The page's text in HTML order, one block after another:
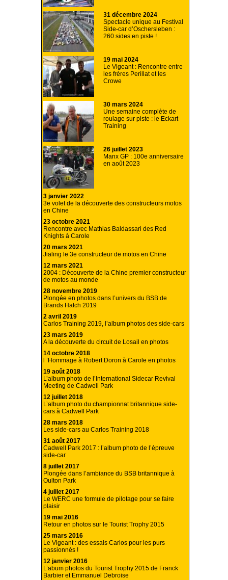
31 décembre 2024
Spectacle unique au Festival
Side-car d’Oschersleben :
260 sides en piste !
19 mai 2024
Le Vigeant : Rencontre entre
les frères Perillat et les
Crowe
30 mars 2024
Une semaine complète de
roulage sur piste : le Eckart
Training
26 juillet 2023
Manx GP : 100e anniversaire
en août 2023
3 janvier 2022
3e volet de la découverte des constructeurs motos
en Chine
23 octobre 2021
Rencontre avec Mathias Baldassari des Red
Knights à Carole
20 mars 2021
Jialing le 3e constructeur de motos en Chine
12 mars 2021
2004 : Découverte de la Chine premier constructeur
de motos au monde
28 novembre 2019
Plongée en photos dans l’univers du BSB de
Brands Hatch 2019
2 avril 2019
Carlos Training 2019, l’album photos des side-cars
23 mars 2019
A la découverte du circuit de Losail en photos
14 octobre 2018
l ’Hommage à Robert Doron à Carole en photos
19 août 2018
L’album photo de l’International Sidecar Revival
Meeting de Cadwell Park
12 juillet 2018
L’album photo du championnat britannique side-
cars à Cadwell Park
28 mars 2018
Les side-cars au Carlos Training 2018
31 août 2017
Cadwell Park 2017 : l’album photo de l’épreuve
side-car
8 juillet 2017
Plongée dans l’ambiance du BSB britannique à
Oulton Park
4 juillet 2017
Le WERC une formule de pilotage pour se faire
plaisir
19 mai 2016
Retour en photos sur le Tourist Trophy 2015
25 mars 2016
Le Vigeant : des essais Carlos pour les purs
passionnés !
12 janvier 2016
L’abum photos du Tourist Trophy 2015 de Franck
Barbier et Emmanuel Debroise